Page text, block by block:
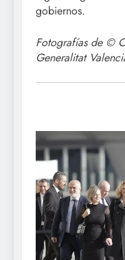
gobiernos.
Fotografías de ©
Generalitat